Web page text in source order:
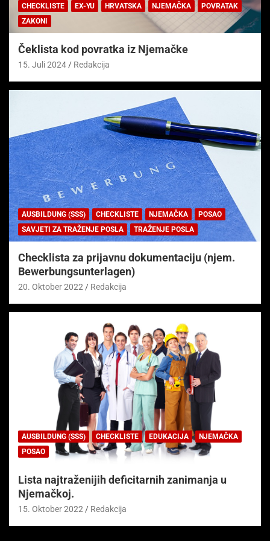
CHECKLISTE EX-YU HRVATSKA NJEMAČKA
POVRATAK
ZAKONI
Čeklista kod povratka iz Njemačke
15. Juli 2024 Redakcija
AUSBILDUNG (SSS) CHECKLISTE NJEMAČKA
POSAO
SAVJETI ZA TRAŽENJE POSLA
TRAŽENJE POSLA
Checklista za prijavnu dokumentaciju (njem.
Bewerbungsunterlagen)
20. Oktober 2022 Redakcija
AUSBILDUNG (SSS) CHECKLISTE EDUKACIJA
NJEMAČKA
POSAO
Lista najtraženijih deficitarnih zanimanja u
Njemačkoj.
15. Oktober 2022 Redakcija